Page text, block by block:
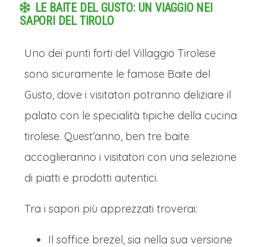
LE BAITE DEL GUSTO: UN VIAGGIO NEI
SAPORI DEL TIROLO
Uno dei punti forti del Villaggio Tirolese
sono sicuramente le famose Baite del
Gusto, dove i visitatori potranno deliziare il
palato con le specialità tipiche della cucina
tirolese. Quest’anno, ben tre baite
accoglieranno i visitatori con una selezione
di piatti e prodotti autentici.
Tra i sapori più apprezzati troverai:
Il soffice brezel, sia nella sua versione